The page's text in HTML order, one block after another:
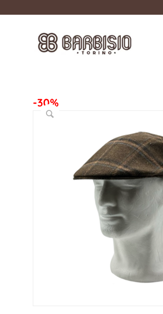
-30%